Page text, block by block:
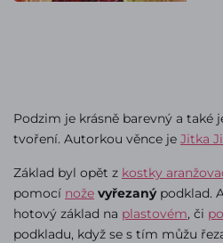
Podzim je krásně barevný a také
tvoření. Autorkou věnce je Jitka
Základ byl opět z kostky
pomocí nože vyřezanýpodklad.
hotový základ na plastovém, či
podkladu, když se s tím můžu